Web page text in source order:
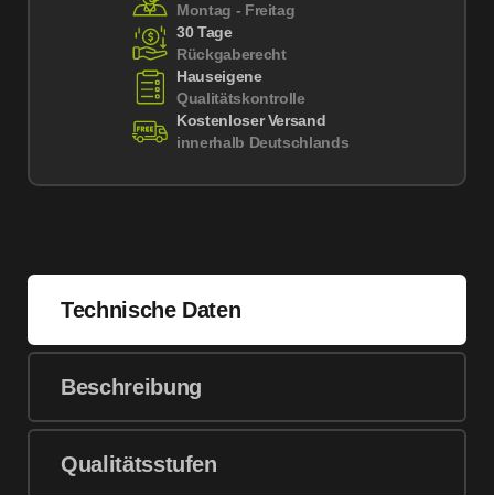
Montag - Freitag
30 Tage
Rückgaberecht
Hauseigene
Qualitätskontrolle
Kostenloser Versand
innerhalb Deutschlands
Technische Daten
Beschreibung
Qualitätsstufen